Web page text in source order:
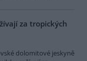
za tropických
dolomitové jeskyně